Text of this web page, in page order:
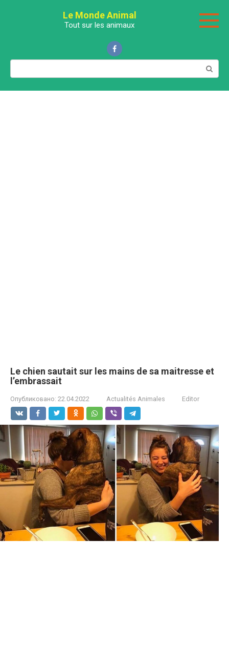
Le Monde Animal
Tout sur les animaux
Поиск:
Le chien sautait sur les mains de sa maitresse et
l’embrassait
Опубликовано: 22.04.2022 Actualités Animales Editor